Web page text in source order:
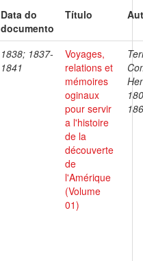
Data do
documento
Título
1838; 1837-
1841
Voyages,
relations et
mémoires
oginaux
pour servir
a l'histoire
de la
découverte
de
l'Amérique
(Volume
01)